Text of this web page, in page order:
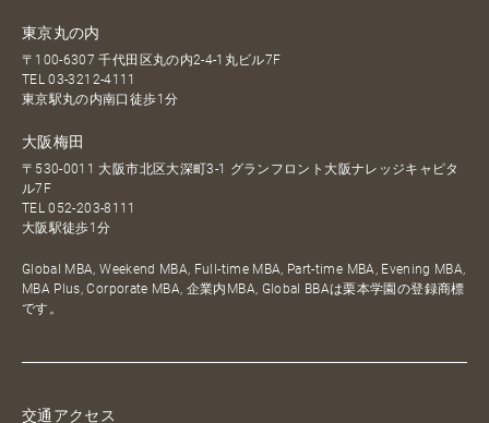
東京丸の内
〒100-6307 千代田区丸の内2-4-1丸ビル7F
TEL03-3212-4111
東京駅丸の内南口徒歩1分
大阪梅田
〒530-0011 大阪市北区大深町3-1 グランフロント大阪ナレッジキャピタ
ル7F
TEL052-203-8111
大阪駅徒歩1分
Global MBA, Weekend MBA, Full-time MBA, Part-time MBA, Evening MBA,
MBA Plus, Corporate MBA, 企業内MBA, Global BBAは栗本学園の登録商標
です。
交通アクセス